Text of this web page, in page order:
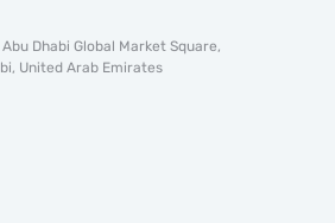
Dhabi Global Market Square,
United Arab Emirates